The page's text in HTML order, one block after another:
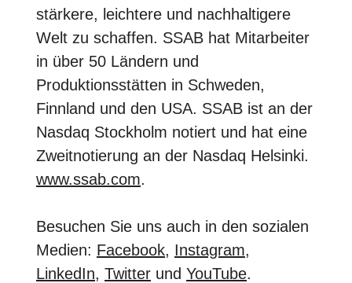
stärkere, leichtere und nachhaltigere
Welt zu schaffen. SSAB hat Mitarbeiter
in über 50 Ländern und
Produktionsstätten in Schweden,
Finnland und den USA. SSAB ist an der
Nasdaq Stockholm notiert und hat eine
Zweitnotierung an der Nasdaq Helsinki.
www.ssab.com.
Besuchen Sie uns auch in den sozialen
Medien: Facebook, Instagram,
LinkedIn, Twitter und YouTube.